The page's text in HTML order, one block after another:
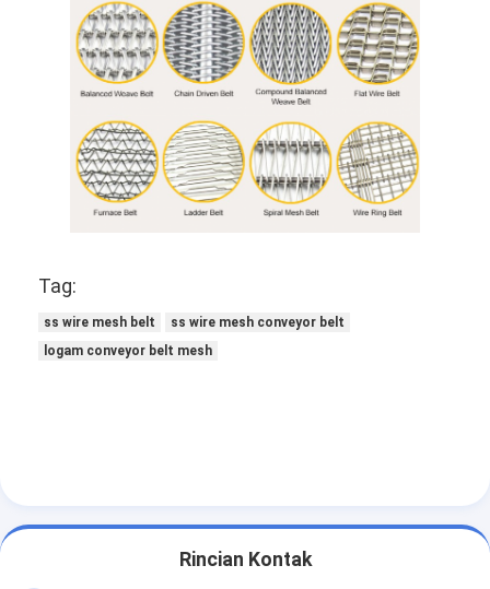
Tag:
ss wire mesh belt
ss wire mesh conveyor belt
logam conveyor belt mesh
Rincian Kontak